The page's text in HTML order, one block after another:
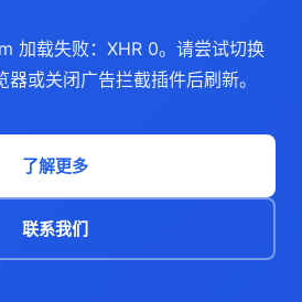
加载失败：XHR 0。请尝试切换
或关闭广告拦截插件后刷新。
了解更多
联系我们